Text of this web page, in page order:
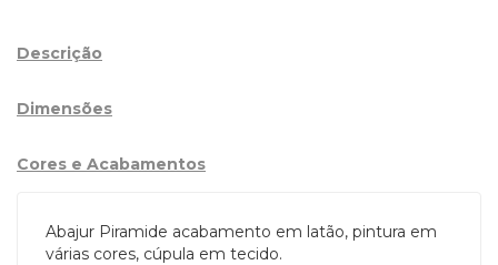
Descrição
Dimensões
Cores e Acabamentos
Abajur Piramide acabamento em latão, pintura em
várias cores, cúpula em tecido.